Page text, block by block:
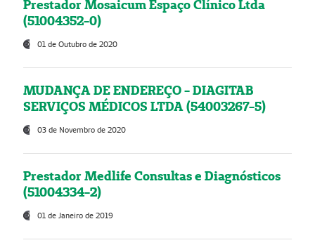
Prestador Mosaicum Espaço Clínico Ltda
(51004352-0)
01 de Outubro de 2020
MUDANÇA DE ENDEREÇO - DIAGITAB
SERVIÇOS MÉDICOS LTDA (54003267-5)
03 de Novembro de 2020
Prestador Medlife Consultas e Diagnósticos
(51004334-2)
01 de Janeiro de 2019